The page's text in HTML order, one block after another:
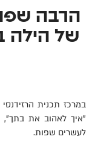
הרבה
של הילה
במרכז תכנית
"איך לאהוב את בתך",
לעשרים שפות.